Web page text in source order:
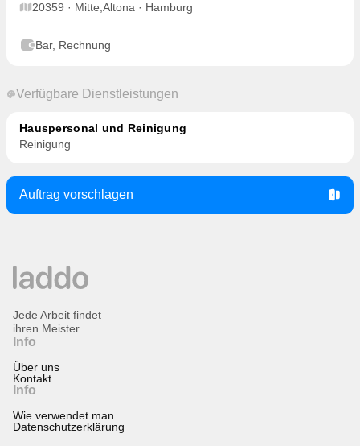
20359 · Mitte,Altona · Hamburg
Bar, Rechnung
Verfügbare Dienstleistungen
Hauspersonal und Reinigung
Reinigung
Auftrag vorschlagen
Info
Über uns
Kontakt
Info
Wie verwendet man
Datenschutzerklärung
Jede Arbeit findet
ihren Meister